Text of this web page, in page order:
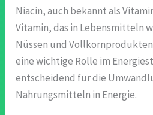
Niacin, auch bekannt als
Vitamin, das in Lebensmitteln
Nüssen und
eine wichtige Rolle im
entscheidend für die
Nahrungsmitteln in Energie.